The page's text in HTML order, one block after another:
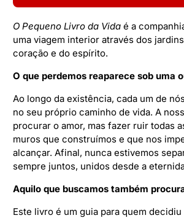
O Pequeno Livro da Vida é a
uma viagem interior através dos
coração e do espírito.
O que perdemos reaparece sob uma
Ao longo da existência, cada um de
no seu próprio caminho de vida. A
procurar o amor, mas fazer ruir todas
muros que construímos e que nos
alcançar. Afinal, nunca estivemos
sempre juntos, unidos desde a
Aquilo que buscamos também
Este livro é um guia para quem